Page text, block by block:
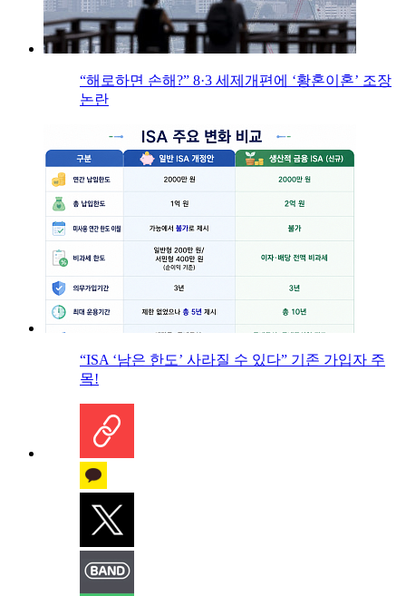
“해로하면 손해?” 8·3 세제개편에 ‘황혼이혼’ 조장
논란
“ISA ‘남은 한도’ 사라질 수 있다” 기존 가입자 주
목!